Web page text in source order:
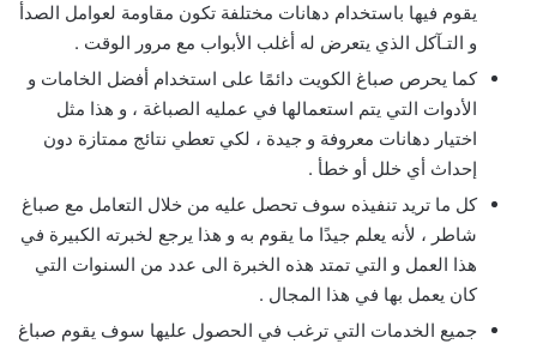
يقوم فيها باستخدام دهانات مختلفة تكون مقاومة لعوامل الصدأ
و التـآكل الذي يتعرض له أغلب الأبواب مع مرور الوقت .
كما يحرص صباغ الكويت دائمًا على استخدام أفضل الخامات و
الأدوات التي يتم استعمالها في عمليه الصباغة ، و هذا مثل
اختيار دهانات معروفة و جيدة ، لكي تعطي نتائج ممتازة دون
إحداث أي خلل أو خطأ .
كل ما تريد تنفيذه سوف تحصل عليه من خلال التعامل مع صباغ
شاطر ، لأنه يعلم جيدًا ما يقوم به و هذا يرجع لخبرته الكبيرة في
هذا العمل و التي تمتد هذه الخبرة الى عدد من السنوات التي
كان يعمل بها في هذا المجال .
جميع الخدمات التي ترغب في الحصول عليها سوف يقوم صباغ